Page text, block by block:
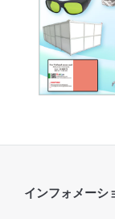
インフォメーシ